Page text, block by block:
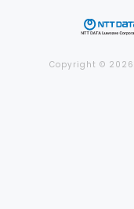
Copyright © 2026